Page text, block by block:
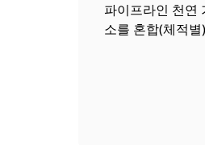
파이프라인 천연
소를 혼합(체적